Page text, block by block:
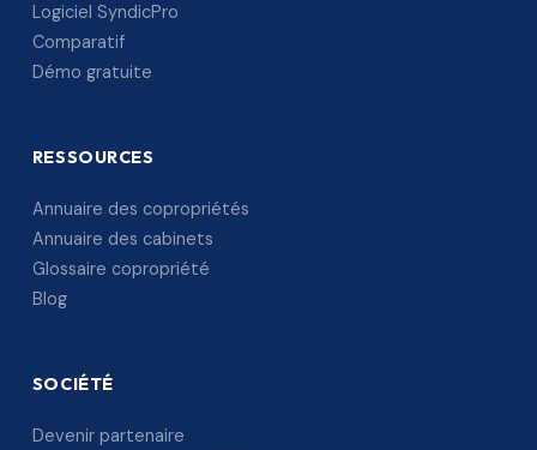
Logiciel SyndicPro
Comparatif
Démo gratuite
RESSOURCES
Annuaire des copropriétés
Annuaire des cabinets
Glossaire copropriété
Blog
SOCIÉTÉ
Devenir partenaire